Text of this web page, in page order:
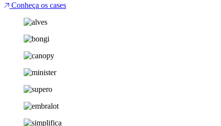
Conheça os cases